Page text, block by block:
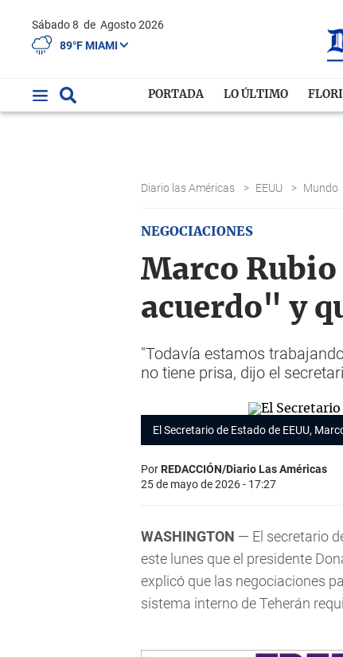
Sábado 8 de Agosto 2026
89°F MIAMI
PORTADA LO ÚLTIMO
Diario las Américas > EEUU > Mundo
NEGOCIACIONES
Marco
acuerdo" y
"Todavía estamos
no tiene prisa, dijo el
El Secretario de Estado de EEUU,
PorREDACCIÓN/Diario Las Américas
25 de mayo de 2026 - 17:27
WASHINGTON — El secretario
este lunes que el presidente
explicó que las negociaciones
sistema interno de Teherán